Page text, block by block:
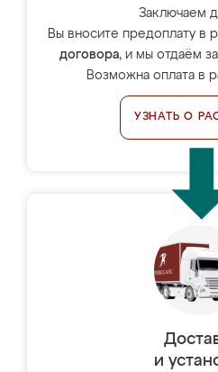
Заключаем
Вы вносите предоплату в
договора, и мы отдаём
Возможна оплата в
УЗНАТЬ О
и